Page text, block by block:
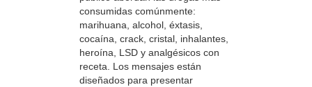
consumidas comúnmente:
marihuana, alcohol, éxtasis,
cocaína, crack, cristal, inhalantes,
heroína, LSD y analgésicos con
receta. Los mensajes están
diseñados para presentar